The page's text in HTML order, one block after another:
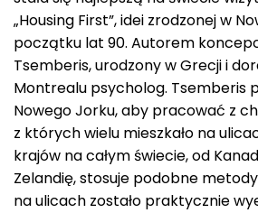
„Housing First”, idei zrodzonej w
początku lat 90. Autorem
Tsemberis, urodzony w Grecji i
Montrealu psycholog. Tsemberis
Nowego Jorku, aby pracować z
z których wielu mieszkało na
krajów na całym świecie, od
Zelandię, stosuje podobne
na ulicach zostało praktycznie